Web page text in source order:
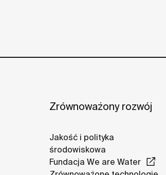
Zrównoważony rozwój
Jakość i polityka
środowiskowa
Fundacja We are Water